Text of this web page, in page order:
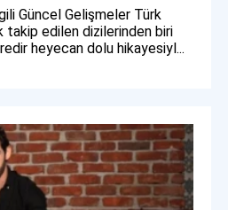
Güncel Gelişmeler Türk
takip edilen dizilerinden biri
heyecan dolu hikayesiyl...